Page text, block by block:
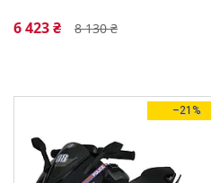
Mercedes-Benz
Індикатор заряду акумулятора
Так 166
8 130 ₴
6 423 ₴
–21%